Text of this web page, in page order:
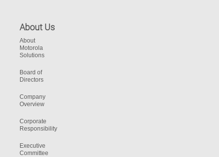
About Us
About
Motorola
Solutions
Board of
Directors
Company
Overview
Corporate
Responsibility
Executive
Committee